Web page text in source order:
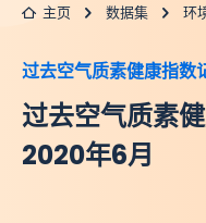
主页 数据集 环
过去空气质素健康指数
过去空气质素
2020年6月